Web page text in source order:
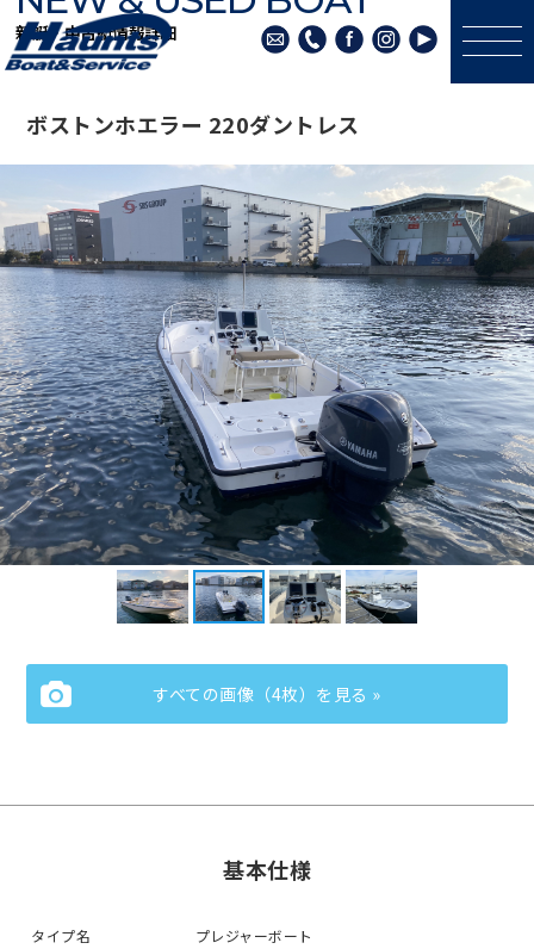
新艇・中古艇情報詳細
ボストンホエラー 220ダントレス
すべての画像（4枚）を見る »
基本仕様
タイプ名 プレジャーボート